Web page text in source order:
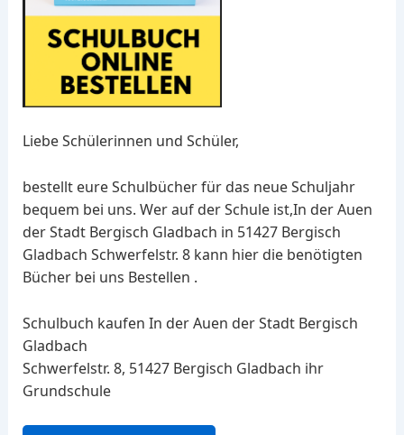
Liebe Schülerinnen und Schüler,
bestellt eure Schulbücher für das neue Schuljahr
bequem bei uns. Wer auf der Schule ist,In der Auen
der Stadt Bergisch Gladbach in 51427 Bergisch
Gladbach Schwerfelstr. 8 kann hier die benötigten
Bücher bei uns Bestellen .
Schulbuch kaufen In der Auen der Stadt Bergisch
Gladbach
Schwerfelstr. 8, 51427 Bergisch Gladbach ihr
Grundschule